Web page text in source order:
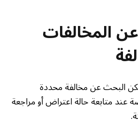
المخالفات
البحث عن مخالفة محددة
عند متابعة حالة اعتراض أو مراجعة